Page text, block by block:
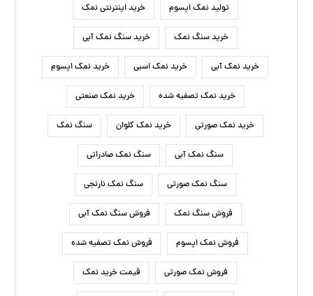
تولید نمک اپسوم خرید اینترنتی نمک
خرید سنگ نمک خرید سنگ نمک آبی
خرید نمک آبی خرید نمک اسبی خرید نمک اپسوم
خرید نمک تصفیه شده خرید نمک صنعتی
خرید نمک صورتی خرید نمک کلوان سنگ نمک
سنگ نمک آبی سنگ نمک صادراتی
سنگ نمک صورتی سنگ نمک نارنجی
فروش سنگ نمک فروش سنگ نمک آبی
فروش نمک اپسوم فروش نمک تصفیه شده
فروش نمک صورتی قیمت خرید نمک